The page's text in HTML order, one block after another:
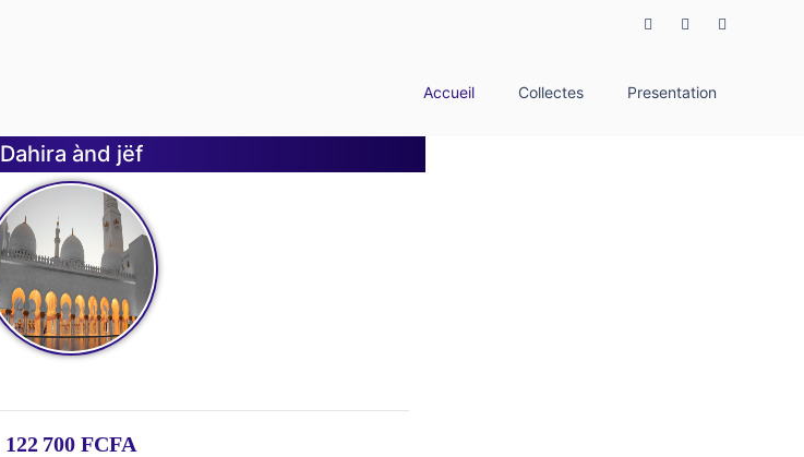
Accueil Collectes Presentation
Dahira ànd jëf
122 700 FCFA